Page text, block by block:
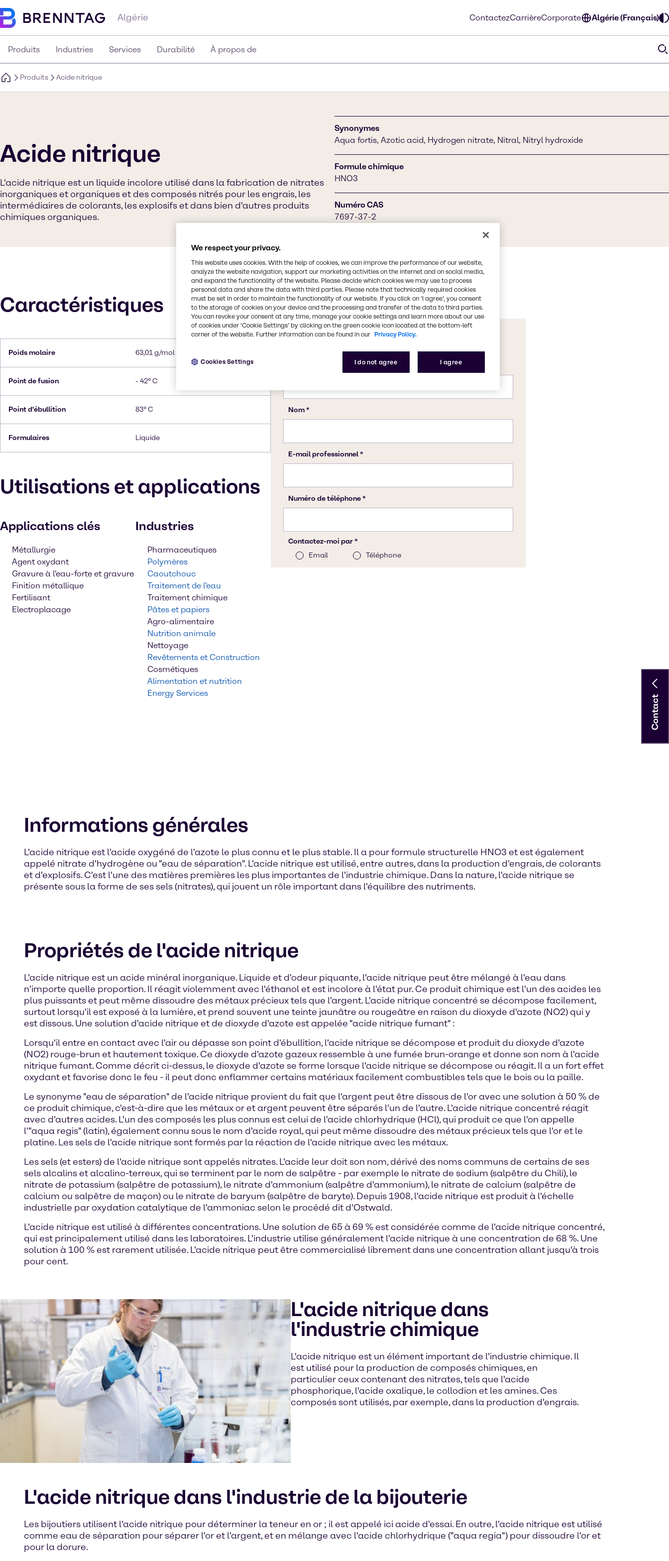
Algérie ContactezCarrièreCorporate Algérie (Français)
Produits Industries Services Durabilité À propos de
Produits Acide nitrique
Acide nitrique
L'acide nitrique est un liquide incolore utilisé dans la fabrication de nitrates
inorganiques et organiques et des composés nitrés pour les engrais, les
intermédiaires de colorants, les explosifs et dans bien d'autres produits
chimiques organiques.
Synonymes
Aqua fortis, Azotic acid, Hydrogen nitrate, Nitral, Nitryl hydroxide
Formule chimique
HNO3
Numéro CAS
7697-37-2
Caractéristiques
Poids molaire 63,01 g/mol
Point de fusion - 42° C
Point d'ébullition 83° C
Formulaires Liquide
Utilisations et applications
Applications clés
Métallurgie
Agent oxydant
Gravure à l'eau-forte et gravure
Finition métallique
Fertilisant
Electroplacage
Industries
Pharmaceutiques
Polymères
Caoutchouc
Traitement de l'eau
Traitement chimique
Pâtes et papiers
Agro-alimentaire
Nutrition animale
Nettoyage
Revêtements et Construction
Cosmétiques
Alimentation et nutrition
Energy Services
Informations générales
L'acide nitrique est l'acide oxygéné de l'azote le plus connu et le plus stable. Il a pour formule structurelle HNO3 et est également
appelé nitrate d'hydrogène ou "eau de séparation". L'acide nitrique est utilisé, entre autres, dans la production d'engrais, de colorants
et d'explosifs. C'est l'une des matières premières les plus importantes de l'industrie chimique. Dans la nature, l'acide nitrique se
présente sous la forme de ses sels (nitrates), qui jouent un rôle important dans l'équilibre des nutriments.
Propriétés de l'acide nitrique
L'acide nitrique est un acide minéral inorganique. Liquide et d'odeur piquante, l'acide nitrique peut être mélangé à l'eau dans
n'importe quelle proportion. Il réagit violemment avec l'éthanol et est incolore à l'état pur. Ce produit chimique est l'un des acides les
plus puissants et peut même dissoudre des métaux précieux tels que l'argent. L'acide nitrique concentré se décompose facilement,
surtout lorsqu'il est exposé à la lumière, et prend souvent une teinte jaunâtre ou rougeâtre en raison du dioxyde d'azote (NO2) qui y
est dissous. Une solution d'acide nitrique et de dioxyde d'azote est appelée "acide nitrique fumant" :
Lorsqu'il entre en contact avec l'air ou dépasse son point d'ébullition, l'acide nitrique se décompose et produit du dioxyde d'azote
(NO2) rouge-brun et hautement toxique. Ce dioxyde d'azote gazeux ressemble à une fumée brun-orange et donne son nom à l'acide
nitrique fumant. Comme décrit ci-dessus, le dioxyde d'azote se forme lorsque l'acide nitrique se décompose ou réagit. Il a un fort effet
oxydant et favorise donc le feu - il peut donc enflammer certains matériaux facilement combustibles tels que le bois ou la paille.
Le synonyme "eau de séparation" de l'acide nitrique provient du fait que l'argent peut être dissous de l'or avec une solution à 50 % de
ce produit chimique, c'est-à-dire que les métaux or et argent peuvent être séparés l'un de l'autre. L'acide nitrique concentré réagit
avec d'autres acides. L'un des composés les plus connus est celui de l'acide chlorhydrique (HCl), qui produit ce que l'on appelle
l'"aqua regis" (latin), également connu sous le nom d'acide royal, qui peut même dissoudre des métaux précieux tels que l'or et le
platine. Les sels de l'acide nitrique sont formés par la réaction de l'acide nitrique avec les métaux.
Les sels (et esters) de l'acide nitrique sont appelés nitrates. L'acide leur doit son nom, dérivé des noms communs de certains de ses
sels alcalins et alcalino-terreux, qui se terminent par le nom de salpêtre - par exemple le nitrate de sodium (salpêtre du Chili), le
nitrate de potassium (salpêtre de potassium), le nitrate d'ammonium (salpêtre d'ammonium), le nitrate de calcium (salpêtre de
calcium ou salpêtre de maçon) ou le nitrate de baryum (salpêtre de baryte). Depuis 1908, l'acide nitrique est produit à l'échelle
industrielle par oxydation catalytique de l'ammoniac selon le procédé dit d'Ostwald.
L'acide nitrique est utilisé à différentes concentrations. Une solution de 65 à 69 % est considérée comme de l'acide nitrique concentré,
qui est principalement utilisé dans les laboratoires. L'industrie utilise généralement l'acide nitrique à une concentration de 68 %. Une
solution à 100 % est rarement utilisée. L'acide nitrique peut être commercialisé librement dans une concentration allant jusqu'à trois
pour cent.
L'acide nitrique dans
l'industrie chimique
L'acide nitrique est un élément important de l'industrie chimique. Il
est utilisé pour la production de composés chimiques, en
particulier ceux contenant des nitrates, tels que l'acide
phosphorique, l'acide oxalique, le collodion et les amines. Ces
composés sont utilisés, par exemple, dans la production d'engrais.
L'acide nitrique dans l'industrie de la bijouterie
Les bijoutiers utilisent l'acide nitrique pour déterminer la teneur en or ; il est appelé ici acide d'essai. En outre, l'acide nitrique est utilisé
comme eau de séparation pour séparer l'or et l'argent, et en mélange avec l'acide chlorhydrique ("aqua regia") pour dissoudre l'or et
pour la dorure.
Contact
We respect your privacy.
This website uses cookies. With the help of cookies, we can improve the performance of our website,
analyze the website navigation, support our marketing activities on the internet and on social media,
and expand the functionality of the website. Please decide which cookies we may use to process
personal data and share the data with third parties. Please note that technically required cookies
must be set in order to maintain the functionality of our website. If you click on ’I agree’, you consent
to the storage of cookies on your device and the processing and transfer of the data to third parties.
You can revoke your consent at any time, manage your cookie settings and learn more about our use
of cookies under ‘Cookie Settings’ by clicking on the green cookie icon located at the bottom-left
corner of the website. Further information can be found in our Privacy Policy.
I do not agree I agree
Cookies Settings